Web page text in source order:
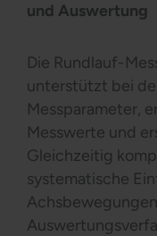
und Auswertung
Die Rundlauf-
unterstützt bei
Messparameter,
Messwerte und
Gleichzeitig
systematische